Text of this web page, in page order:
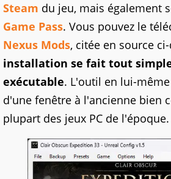
Steam du jeu, mais également
Game Pass. Vous pouvez le
Nexus Mods, citée en source
installation se fait tout
exécutable. L'outil en lui-
d'une fenêtre à l'ancienne bien
plupart des jeux PC de l'époque.